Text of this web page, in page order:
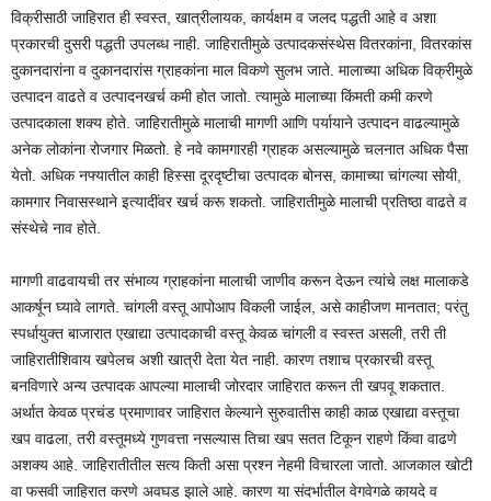
विक्रीसाठी जाहिरात ही स्वस्त, खात्रीलायक, कार्यक्षम व जलद पद्धती आहे व अशा
प्रकारची दुसरी पद्धती उपलब्ध नाही. जाहिरातीमुळे उत्पादकसंस्थेस वितरकांना, वितरकांस
दुकानदारांना व दुकानदारांस ग्राहकांना माल विकणे सुलभ जाते. मालाच्या अधिक विक्रीमुळे
उत्पादन वाढते व उत्पादनखर्च कमी होत जातो. त्यामुळे मालाच्या किंमती कमी करणे
उत्पादकाला शक्य होते. जाहिरातीमुळे मालाची मागणी आणि पर्यायाने उत्पादन वाढल्यामुळे
अनेक लोकांना रोजगार मिळतो. हे नवे कामगारही ग्राहक असल्यामुळे चलनात अधिक पैसा
येतो. अधिक नफ्यातील काही हिस्सा दूरदृष्टीचा उत्पादक बोनस, कामाच्या चांगल्या सोयी,
कामगार निवासस्थाने इत्यादींवर खर्च करू शकतो. जाहिरातीमुळे मालाची प्रतिष्ठा वाढते व
संस्थेचे नाव होते.
मागणी वाढवायची तर संभाव्य ग्राहकांना मालाची जाणीव करून देऊन त्यांचे लक्ष मालाकडे
आकर्षून घ्यावे लागते. चांगली वस्तू आपोआप विकली जाईल, असे काहीजण मानतात; परंतु
स्पर्धायुक्त बाजारात एखाद्या उत्पादकाची वस्तू केवळ चांगली व स्वस्त असली, तरी ती
जाहिरातीशिवाय खपेलच अशी खात्री देता येत नाही. कारण तशाच प्रकारची वस्तू
बनविणारे अन्य उत्पादक आपल्या मालाची जोरदार जाहिरात करून ती खपवू शकतात.
अर्थात केवळ प्रचंड प्रमाणावर जाहिरात केल्याने सुरुवातीस काही काळ एखाद्या वस्तूचा
खप वाढला, तरी वस्तूमध्ये गुणवत्ता नसल्यास तिचा खप सतत टिकून राहणे किंवा वाढणे
अशक्य आहे. जाहिरातीतील सत्य किती असा प्रश्न नेहमी विचारला जातो. आजकाल खोटी
वा फसवी जाहिरात करणे अवघड झाले आहे. कारण या संदर्भातील वेगवेगळे कायदे व